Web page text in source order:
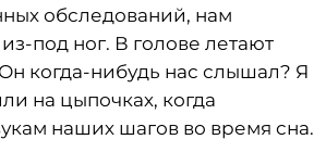
обследований, нам
под ног. В голове летают
когда-нибудь нас слышал? Я
на цыпочках, когда
наших шагов во время сна.